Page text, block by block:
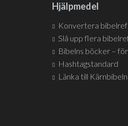
Hjälpmedel
Konvertera
Slå upp flera
Bibelns böcker –
Hashtagstandard
Länka till Kärnbibeln